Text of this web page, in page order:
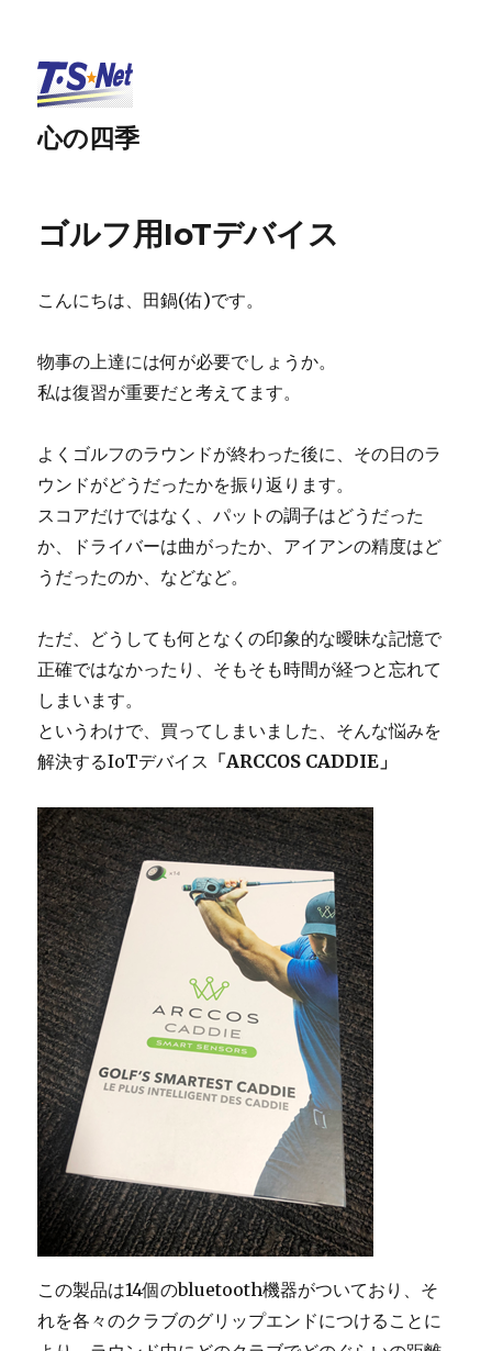
心の四季
ゴルフ用IoTデバイス
こんにちは、田鍋(佑)です。
物事の上達には何が必要でしょうか。
私は復習が重要だと考えてます。
よくゴルフのラウンドが終わった後に、その日のラ
ウンドがどうだったかを振り返ります。
スコアだけではなく、パットの調子はどうだった
か、ドライバーは曲がったか、アイアンの精度はど
うだったのか、などなど。
ただ、どうしても何となくの印象的な曖昧な記憶で
正確ではなかったり、そもそも時間が経つと忘れて
しまいます。
というわけで、買ってしまいました、そんな悩みを
解決するIoTデバイス 「ARCCOS CADDIE」
この製品は14個のbluetooth機器がついており、そ
れを各々のクラブのグリップエンドにつけることに